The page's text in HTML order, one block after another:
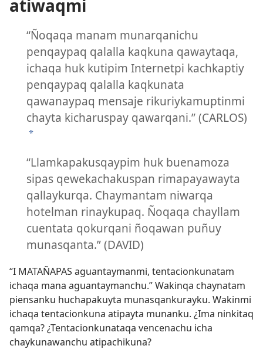
atiwaqmi
“Ñoqaqa manam munarqanichu
penqaypaq qalalla kaqkuna qawaytaqa,
ichaqa huk kutipim Internetpi kachkaptiy
penqaypaq qalalla kaqkunata
qawanaypaq mensaje rikuriykamuptinmi
chayta kicharuspay qawarqani.” (CARLOS)
*
“Llamkapakusqaypim huk buenamoza
sipas qewekachakuspan rimapayawayta
qallaykurqa. Chaymantam niwarqa
hotelman rinaykupaq. Ñoqaqa chayllam
cuentata qokurqani ñoqawan puñuy
munasqanta.” (DAVID)
“I MATAÑAPAS aguantaymanmi, tentacionkunatam
ichaqa mana aguantaymanchu.” Wakinqa chaynatam
piensanku huchapakuyta munasqankurayku. Wakinmi
ichaqa tentacionkuna atipayta munanku. ¿Ima ninkitaq
qamqa? ¿Tentacionkunataqa vencenachu icha
chaykunawanchu atipachikuna?